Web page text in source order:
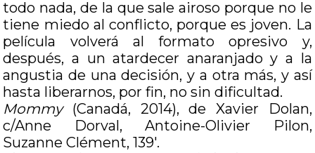
todo nada, de la que sale airoso porque no le
tiene miedo al conflicto, porque es joven. La
película volverá al formato opresivo y,
después, a un atardecer anaranjado y a la
angustia de una decisión, y a otra más, y así
hasta liberarnos, por fin, no sin dificultad.
Mommy(Canadá, 2014), de Xavier Dolan,
c/Anne Dorval, Antoine-Olivier Pilon,
Suzanne Clément, 139′.